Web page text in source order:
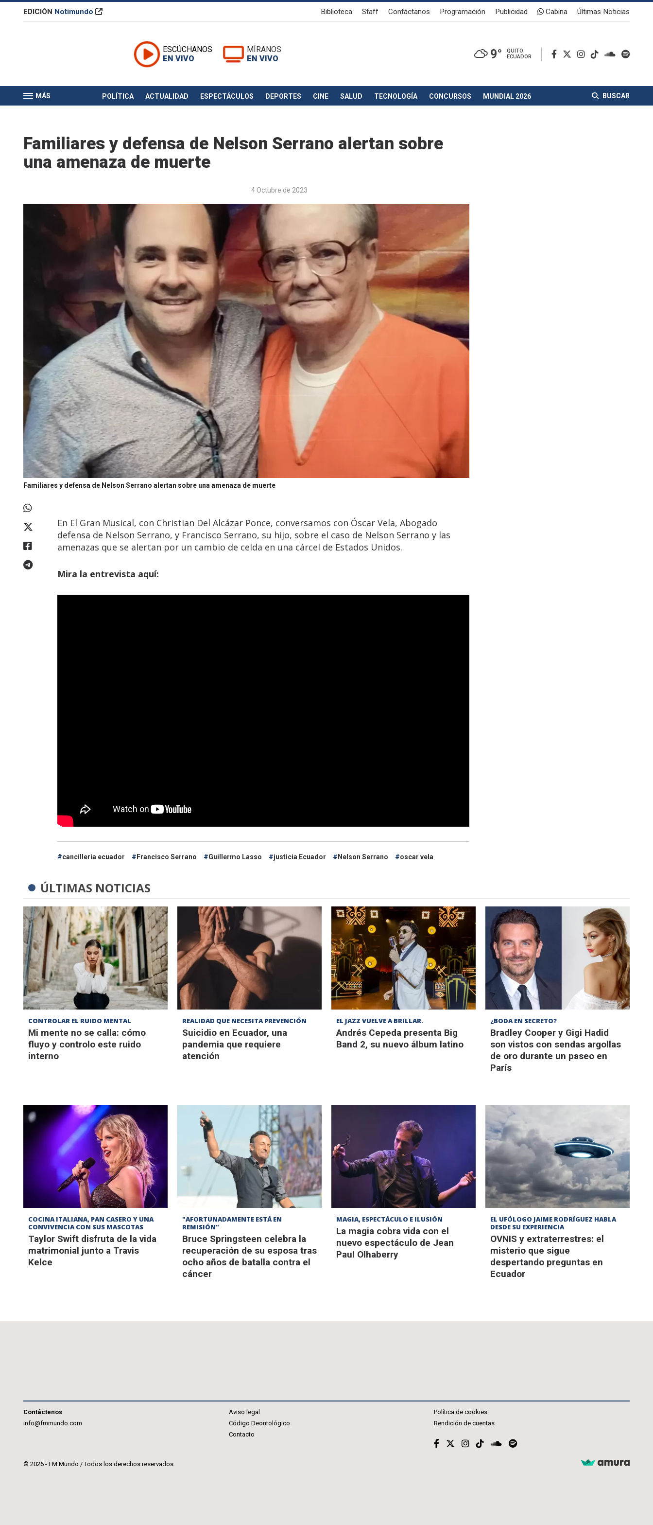
EDICIÓN Notimundo Biblioteca Staff Contáctanos Programación Publicidad Cabina Últimas Noticias
ESCÚCHANOS
EN VIVO
MÍRANOS
EN VIVO
9°
QUITO
ECUADOR
MÁS POLÍTICA ACTUALIDAD ESPECTÁCULOS DEPORTES CINE SALUD TECNOLOGÍA CONCURSOS MUNDIAL 2026 BUSCAR
Familiares y defensa de Nelson Serrano alertan sobre
una amenaza de muerte
4 Octubre de 2023
Familiares y defensa de Nelson Serrano alertan sobre una amenaza de muerte
En El Gran Musical, con Christian Del Alcázar Ponce, conversamos con Óscar Vela, Abogado
defensa de Nelson Serrano, y Francisco Serrano, su hijo, sobre el caso de Nelson Serrano y las
amenazas que se alertan por un cambio de celda en una cárcel de Estados Unidos.
Mira la entrevista aquí:
cancilleria ecuador Francisco Serrano Guillermo Lasso justicia Ecuador Nelson Serrano oscar vela
ÚLTIMAS NOTICIAS
CONTROLAR EL RUIDO MENTAL
Mi mente no se calla: cómo
fluyo y controlo este ruido
interno
REALIDAD QUE NECESITA PREVENCIÓN
Suicidio en Ecuador, una
pandemia que requiere
atención
EL JAZZ VUELVE A BRILLAR.
Andrés Cepeda presenta Big
Band 2, su nuevo álbum latino
¿BODA EN SECRETO?
Bradley Cooper y Gigi Hadid
son vistos con sendas argollas
de oro durante un paseo en
París
COCINA ITALIANA, PAN CASERO Y UNA
CONVIVENCIA CON SUS MASCOTAS
Taylor Swift disfruta de la vida
matrimonial junto a Travis
Kelce
"AFORTUNADAMENTE ESTÁ EN
REMISIÓN"
Bruce Springsteen celebra la
recuperación de su esposa tras
ocho años de batalla contra el
cáncer
MAGIA, ESPECTÁCULO E ILUSIÓN
La magia cobra vida con el
nuevo espectáculo de Jean
Paul Olhaberry
EL UFÓLOGO JAIME RODRÍGUEZ HABLA
DESDE SU EXPERIENCIA
OVNIS y extraterrestres: el
misterio que sigue
despertando preguntas en
Ecuador
Contáctenos
info@fmmundo.com
Aviso legal
Código Deontológico
Contacto
Política de cookies
Rendición de cuentas
© 2026 - FM Mundo / Todos los derechos reservados.